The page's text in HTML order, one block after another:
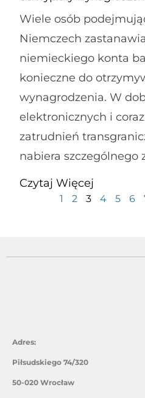
Wiele osób
Niemczech
niemieckiego konta
konieczne do
wynagrodzenia. W
elektronicznych i
zatrudnień
nabiera szczególnego
Czytaj Więcej
1 2 3 4 5 6
Adres:
Piłsudskiego 74/320
50-020 Wrocław